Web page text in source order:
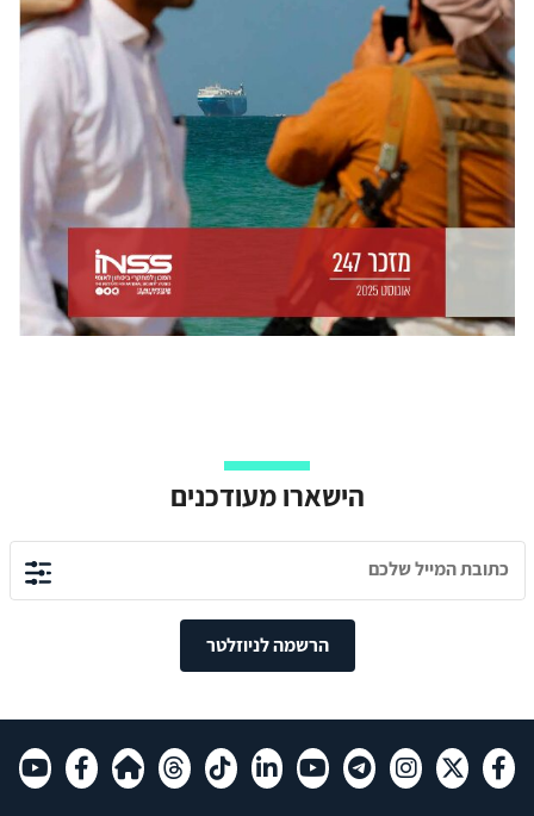
הישארו מעודכנים
הרשמה לניוזלטר